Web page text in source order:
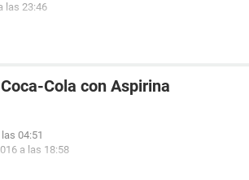
las 23:46
Cola con Aspirina
04:51
a las 18:58